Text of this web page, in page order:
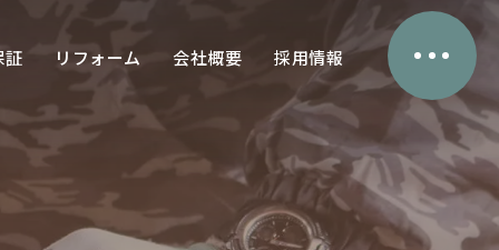
証 リフォーム 会社概要 採用情報